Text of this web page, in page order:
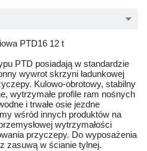
PTD16 12 t
PTD posiadają w standardzie
wywrot skrzyni ładunkowej
Kulowo-obrotowy, stabilny
wytrzymałe profile ram nośnych
i trwałe osie jezdne
wśród innych produktów na
wytrzymałości
przyczepy. Do wyposażenia
zasuwą w ścianie tylnej.